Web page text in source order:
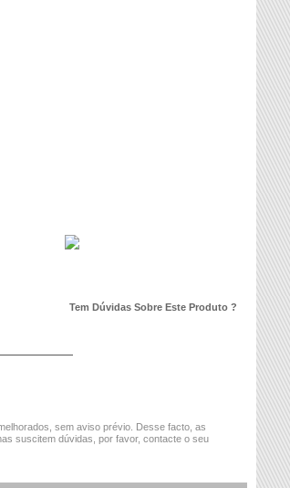
Tem Dúvidas Sobre Este Produto ?
sem aviso prévio. Desse facto, as
suscitem dúvidas, por favor, contacte o seu